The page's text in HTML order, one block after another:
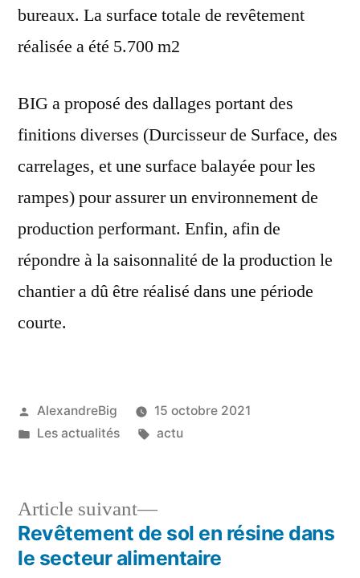
bureaux. La surface totale de revêtement
réalisée a été 5.700 m2
BIG a proposé des dallages portant des
finitions diverses (Durcisseur de Surface, des
carrelages, et une surface balayée pour les
rampes) pour assurer un environnement de
production performant. Enfin, afin de
répondre à la saisonnalité de la production le
chantier a dû être réalisé dans une période
courte.
AlexandreBig
15 octobre 2021
Les actualités
actu
Article suivant
Revêtement de sol en résine dans
le secteur alimentaire